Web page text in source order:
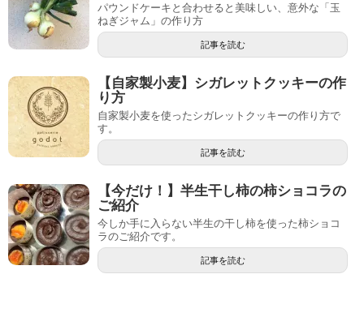
パウンドケーキと合わせると美味しい、意外な「玉
ねぎジャム」の作り方
記事を読む
【自家製小麦】シガレットクッキーの作
り方
自家製小麦を使ったシガレットクッキーの作り方で
す。
記事を読む
【今だけ！】半生干し柿の柿ショコラの
ご紹介
今しか手に入らない半生の干し柿を使った柿ショコ
ラのご紹介です。
記事を読む